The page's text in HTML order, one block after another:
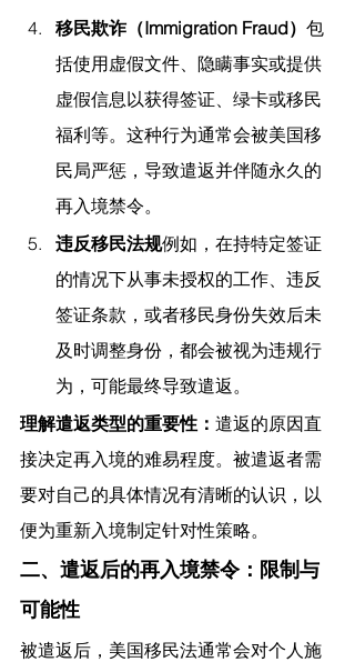
移民欺诈（Immigration Fraud） 包
括使用虚假文件、隐瞒事实或提供
虚假信息以获得签证、绿卡或移民
福利等。这种行为通常会被美国移
民局严惩，导致遣返并伴随永久的
再入境禁令。
违反移民法规例如，在持特定签证
的情况下从事未授权的工作、违反
签证条款，或者移民身份失效后未
及时调整身份，都会被视为违规行
为，可能最终导致遣返。
理解遣返类型的重要性： 遣返的原因直
接决定再入境的难易程度。被遣返者需
要对自己的具体情况有清晰的认识，以
便为重新入境制定针对性策略。
二、遣返后的再入境禁令：限制与
可能性
被遣返后，美国移民法通常会对个人施